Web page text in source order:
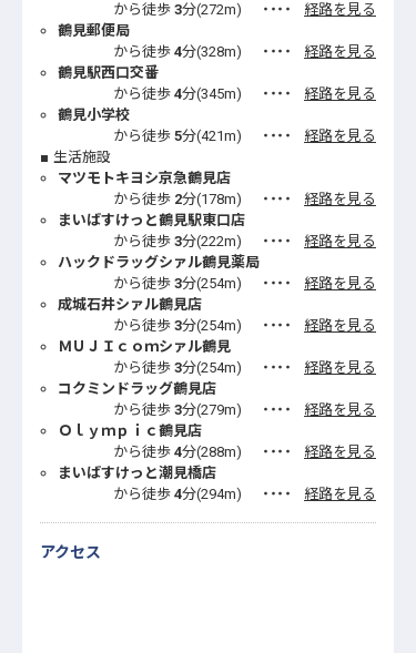
から徒歩 3分(272m) ・・・・
経路を見る
鶴見郵便局
から徒歩 4分(328m) ・・・・
経路を見る
鶴見駅西口交番
から徒歩 4分(345m) ・・・・
経路を見る
鶴見小学校
から徒歩 5分(421m) ・・・・
経路を見る
生活施設
マツモトキヨシ京急鶴見店
から徒歩 2分(178m) ・・・・
経路を見る
まいばすけっと鶴見駅東口店
から徒歩 3分(222m) ・・・・
経路を見る
ハックドラッグシァル鶴見薬局
から徒歩 3分(254m) ・・・・
経路を見る
成城石井シァル鶴見店
から徒歩 3分(254m) ・・・・
経路を見る
ＭＵＪＩｃｏｍシァル鶴見
から徒歩 3分(254m) ・・・・
経路を見る
コクミンドラッグ鶴見店
から徒歩 3分(279m) ・・・・
経路を見る
Ｏｌｙｍｐｉｃ鶴見店
から徒歩 4分(288m) ・・・・
経路を見る
まいばすけっと潮見橋店
から徒歩 4分(294m) ・・・・ 経路を見る
アクセス